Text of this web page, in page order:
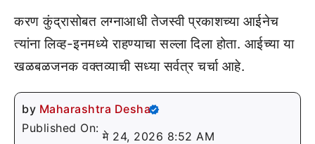
करण कुंद्रासोबत लग्नाआधी तेजस्वी प्रकाशच्या आईनेच
त्यांना लिव्ह-इनमध्ये राहण्याचा सल्ला दिला होता. आईच्या या
खळबळजनक वक्तव्याची सध्या सर्वत्र चर्चा आहे.
by Maharashtra Desha
Published On:
मे 24, 2026 8:52 AM